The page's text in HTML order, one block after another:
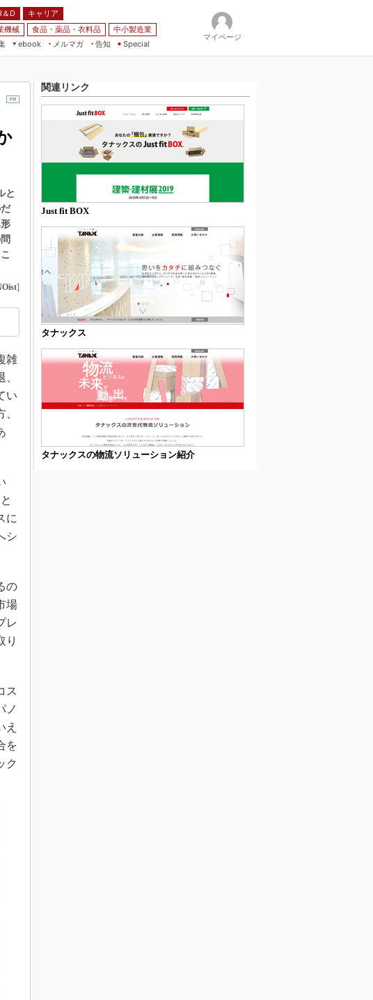
＆D
キャリア
機械 食品・薬品・衣料品
中小製造業
ebook
メルマガ
告知 Special
マイページ
と
]
雑
い
に
シ
の
場
レ
り
ス
ノ
え
を
ク
関連リンク
Just fit BOX
タナックス
タナックスの物流ソリューション紹介